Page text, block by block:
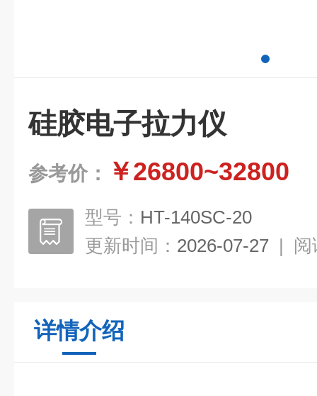
硅胶电子拉力仪
参考价： ￥26800~32800
型号： HT-140SC-20
更新时间： 2026-07-27 | 阅
详情介绍